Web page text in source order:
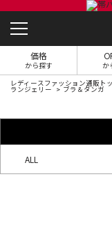
価格
から探す か
レディースファッション通販ト
ランジェリー ブラ＆タンガ
ALL